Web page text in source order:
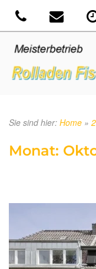
Sie sind hier: Home »
Monat: